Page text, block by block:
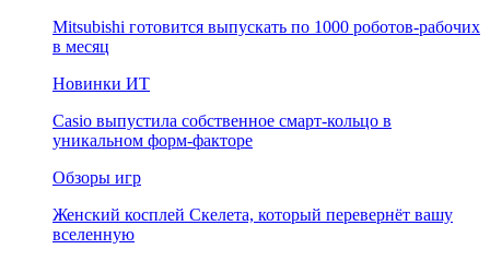
Mitsubishi готовится выпускать по 1000 роботов-рабочих
в месяц
Новинки ИТ
Casio выпустила собственное смарт-кольцо в
уникальном форм-факторе
Обзоры игр
Женский косплей Скелета, который перевернёт вашу
вселенную